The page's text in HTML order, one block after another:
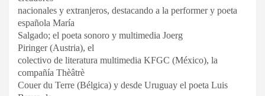
nacionales y extranjeros, destacando a la performer y poeta
española María
Salgado; el poeta sonoro y multimedia Joerg
Piringer (Austria), el
colectivo de literatura multimedia KFGC (México), la
compañía Thèâtrè
Couer du Terre (Bélgica) y desde Uruguay el poeta Luis